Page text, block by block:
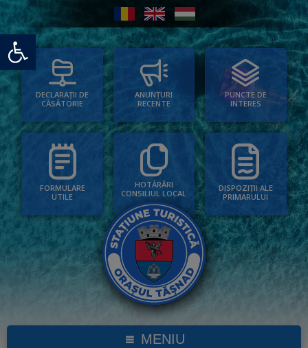
Deschide bara de unelte
DECLARAȚII DE
CĂSĂTORIE
ANUNȚURI
RECENTE
PUNCTE DE
INTERES
FORMULARE
UTILE
HOTĂRÂRI
CONSILIUL LOCAL
DISPOZIȚII ALE
PRIMARULUI
MENIU